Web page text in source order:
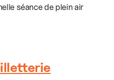
séance de plein air